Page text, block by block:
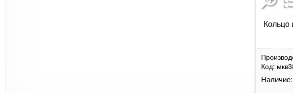
Кольцо
Код:
Наличие: